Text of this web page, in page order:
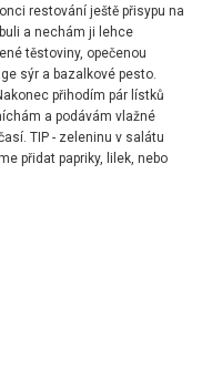
restování ještě přisypu na
a nechám ji lehce
těstoviny, opečenou
sýr a bazalkové pesto.
přihodím pár lístků
a podávám vlažné
TIP - zeleninu v salátu
přidat papriky, lilek, nebo